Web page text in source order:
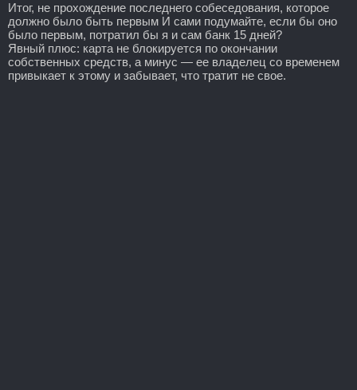
Итог, не прохождение последнего собеседования, которое
должно было быть первым И сами подумайте, если бы оно
было первым, потратил бы я и сам банк 15 дней?
Явный плюс: карта не блокируется по окончании
собственных средств, а минус — ее владелец со временем
привыкает к этому и забывает, что тратит не свое.